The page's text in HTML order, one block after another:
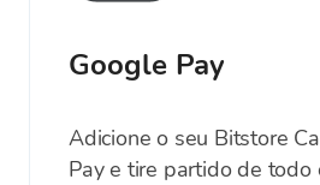
Google Pay
Adicione o seu Bitstore
Pay e tire partido de todo